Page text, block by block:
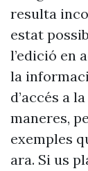
resulta
estat
l’edició en
la
d’accés a
maneres,
exemples
ara. Si us